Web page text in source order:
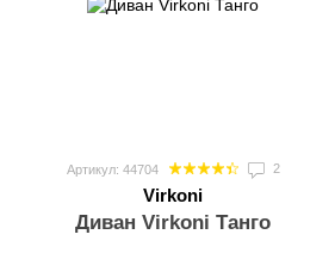
Артикул: 44704 2
Virkoni
Диван Virkoni Танго